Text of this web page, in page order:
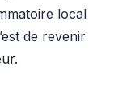
local
de revenir